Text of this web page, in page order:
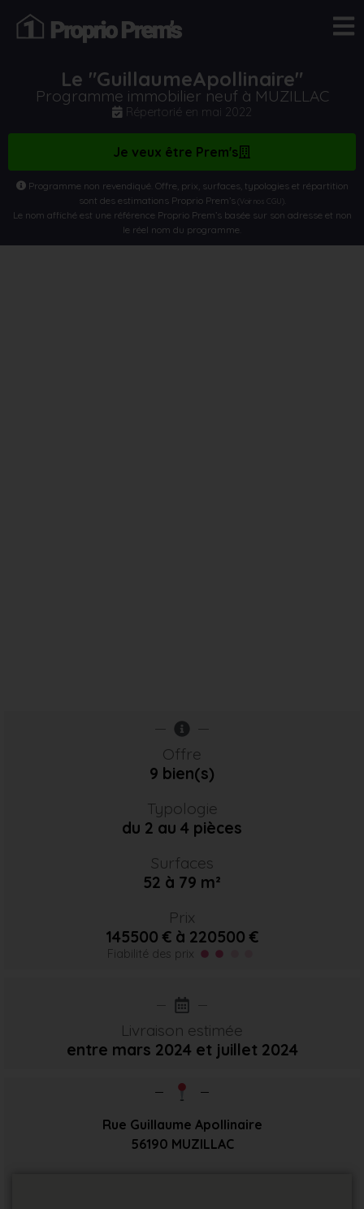
Le "GuillaumeApollinaire"
Programme immobilier neuf à MUZILLAC
Répertorié en mai 2022
Je veux être Prem's
Programme non revendiqué. Offre, prix, surfaces, typologies et répartition
sont des estimations Proprio Prem’s(Voir nos CGU)
Le nom affiché est une référence Proprio Prem’s basée sur son adresse et non
le réel nom du programme.
Offre
9 bien(s)
Typologie
du 2 au 4 pièces
Surfaces
52 à 79 m²
Prix
145500 € à 220500 €
Fiabilité des prix
Livraison estimée
entre mars 2024 et juillet 2024
Rue Guillaume Apollinaire
56190 MUZILLAC